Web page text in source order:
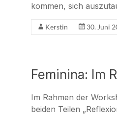
kommen, sich
Kerstin 30. Juni
Feminina: Im
Im Rahmen der
beiden Teilen